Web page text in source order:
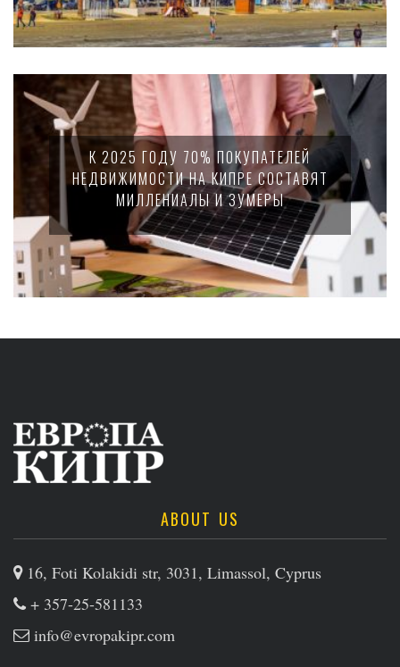
К 2025 ГОДУ 70% ПОКУПАТЕЛЕЙ
НЕДВИЖИМОСТИ НА КИПРЕ СОСТАВЯТ
МИЛЛЕНИАЛЫ И ЗУМЕРЫ
ABOUT US
16, Foti Kolakidi str, 3031, Limassol, Cyprus
+ 357-25-581133
info@evropakipr.com